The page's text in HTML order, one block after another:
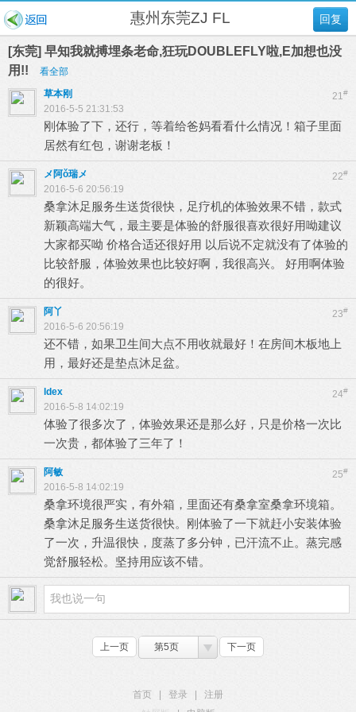
回复
惠州东莞ZJ FL
[东莞] 早知我就搏埋条老命,狂玩DOUBLEFLY啦,E加想也没
用!!
看全部
21#
草本刚
2016-5-5 21:31:53
刚体验了下，还行，等着给爸妈看看什么情况！箱子里面
居然有红包，谢谢老板！
22#
メ阿ǒ瑞メ
2016-5-6 20:56:19
桑拿沐足服务生送货很快，足疗机的体验效果不错，款式
新颖高端大气，最主要是体验的舒服很喜欢很好用呦建议
大家都买呦 价格合适还很好用 以后说不定就没有了体验的
比较舒服，体验效果也比较好啊，我很高兴。 好用啊体验
的很好。
23#
阿丫
2016-5-6 20:56:19
还不错，如果卫生间大点不用收就最好！在房间木板地上
用，最好还是垫点沐足盆。
24#
ldex
2016-5-8 14:02:19
体验了很多次了，体验效果还是那么好，只是价格一次比
一次贵，都体验了三年了！
25#
阿敏
2016-5-8 14:02:19
桑拿环境很严实，有外箱，里面还有桑拿室桑拿环境箱。
桑拿沐足服务生送货很快。刚体验了一下就赶小安装体验
了一次，升温很快，度蒸了多分钟，已汗流不止。蒸完感
觉舒服轻松。坚持用应该不错。
上一页 第5页 下一页
首页 登录
注册